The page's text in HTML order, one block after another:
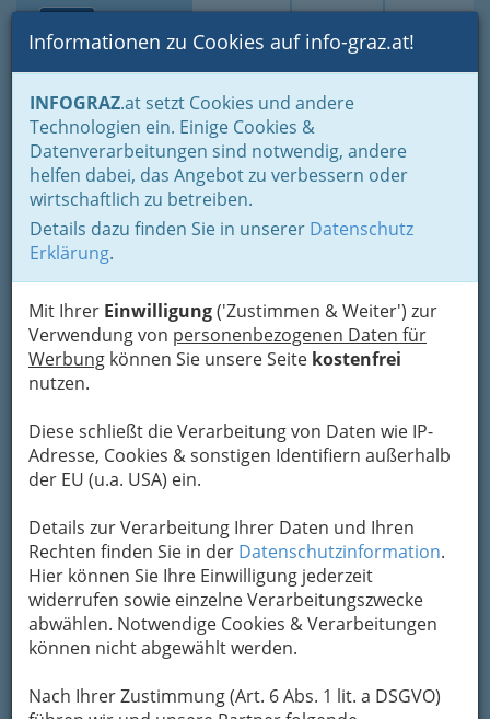
Suche Login Toggle
Informationen zu Cookies auf info-graz.at!
INFOGRAZ.at setzt Cookies und andere
Technologien ein. Einige Cookies &
Datenverarbeitungen sind notwendig, andere
helfen dabei, das Angebot zu verbessern oder
wirtschaftlich zu betreiben.
Details dazu finden Sie in unserer Datenschutz
Erklärung.
Mit Ihrer Einwilligung('Zustimmen & Weiter') zur
Verwendung von personenbezogenen Daten für
Werbung können Sie unsere Seite kostenfrei
nutzen.
Diese schließt die Verarbeitung von Daten wie IP-
Adresse, Cookies & sonstigen Identifiern außerhalb
der EU (u.a. USA) ein.
Details zur Verarbeitung Ihrer Daten und Ihren
Rechten finden Sie in der Datenschutzinformation.
Hier können Sie Ihre Einwilligung jederzeit
widerrufen sowie einzelne Verarbeitungszwecke
abwählen. Notwendige Cookies & Verarbeitungen
können nicht abgewählt werden.
Nach Ihrer Zustimmung (Art. 6 Abs. 1 lit. a DSGVO)
Home Branchen
Tourismus & Freizeitwirtschaft
Gastronomie
Diskotheken und Clubs
Bollwerk Graz
Weblinger Gürtel 5, 8054 Graz
Karte
Adresse mit Google Maps anschauen
Kontaktaufnahme
Um die Info-Graz Firmen
bewahren, verwenden wir an dieser Stelle zur
Übermittlung Ihrer Nachricht ein sicheres
Formular. Ihre Nachricht wird nach dem
Absenden umgehend per Mail an das
Unternehmen Bollwerk Graz weitergeleitet.
Mein Name